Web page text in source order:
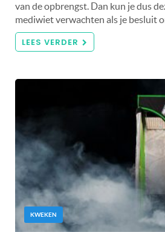
van de opbrengst. Dan kun je dus
mediwiet verwachten als je besluit
LEES VERDER
KWEKEN